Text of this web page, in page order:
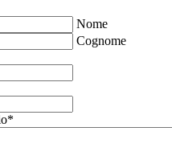
Nome
Cognome
*